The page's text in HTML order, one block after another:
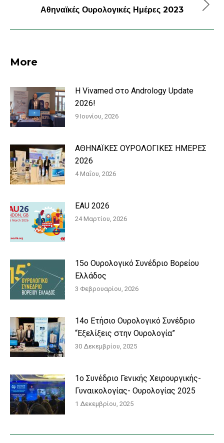
Next
Αθηναϊκές Ουρολογικές Ημέρες 2023
More
Η Vivamed στο Andrology Update
2026!
9 Ιουνίου, 2026
ΑΘΗΝΑΪΚΕΣ ΟΥΡΟΛΟΓΙΚΕΣ ΗΜΕΡΕΣ
2026
4 Μαΐου, 2026
EAU 2026
24 Μαρτίου, 2026
15o Ουρολογικό Συνέδριο Βορείου
Ελλάδος
3 Φεβρουαρίου, 2026
14ο Ετήσιο Ουρολογικό Συνέδριο
“Εξελίξεις στην Ουρολογία”
30 Δεκεμβρίου, 2025
1o Συνέδριο Γενικής Χειρουργικής-
Γυναικολογίας- Ουρολογίας 2025
1 Δεκεμβρίου, 2025